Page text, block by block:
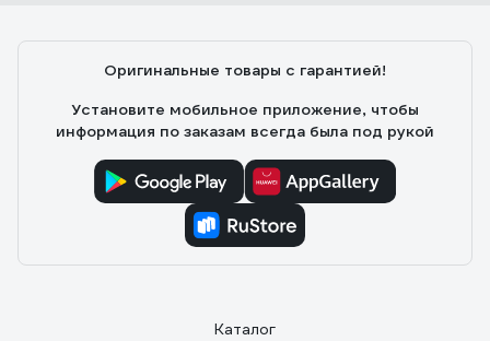
Оригинальные товары с гарантией!
Установите мобильное приложение, чтобы
информация по заказам всегда была под рукой
Каталог